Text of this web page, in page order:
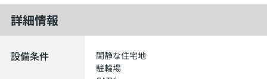
詳細情報
設備条件
閑静な住宅地
駐輪場